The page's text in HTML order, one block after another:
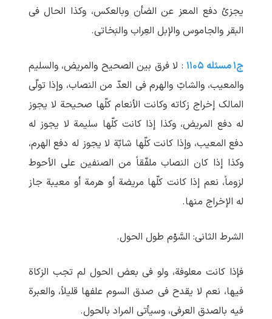
یجزئ دفع المعز عن الضأن وبالعکس، وکذا الحال فی
البقر والجاموس والإبل العِراب والبَخاتی.
ج۱ مسئله ۱۱۰۵
: لا فرق بین الصحیح والمریض، والسلیم
والمعیب، والشابّ والهرم فی العدّ من النصاب، وإذا تولّی
المالک إخراج زکاته وکانت الأنعام کلّها صحیحة لا یجوز
له دفع المریض، وکذا إذا کانت کلّها سلیمة لا یجوز له
دفع المعیب، وإذا کانت کلّها شابّة لا یجوز له دفع الهرم،
وکذا إذا کان النصاب ملفّقاً من الصنفین علی الأحوط
لزوماً، نعم إذا کانت کلّها مریضة أو هرمة أو معیبة جاز
له الإخراج منها.
الشرط الثانی: السَّوْم طول الحول.
فإذا کانت معلوفة، ولو فی بعض الحول لم ‏تجب الزکاة
فیها، نعم لا یقدح فی صدق السوم علفها قلیلاً، والعبرة
فیه بالصدق العرفی، وسیأتی المراد بالحول.